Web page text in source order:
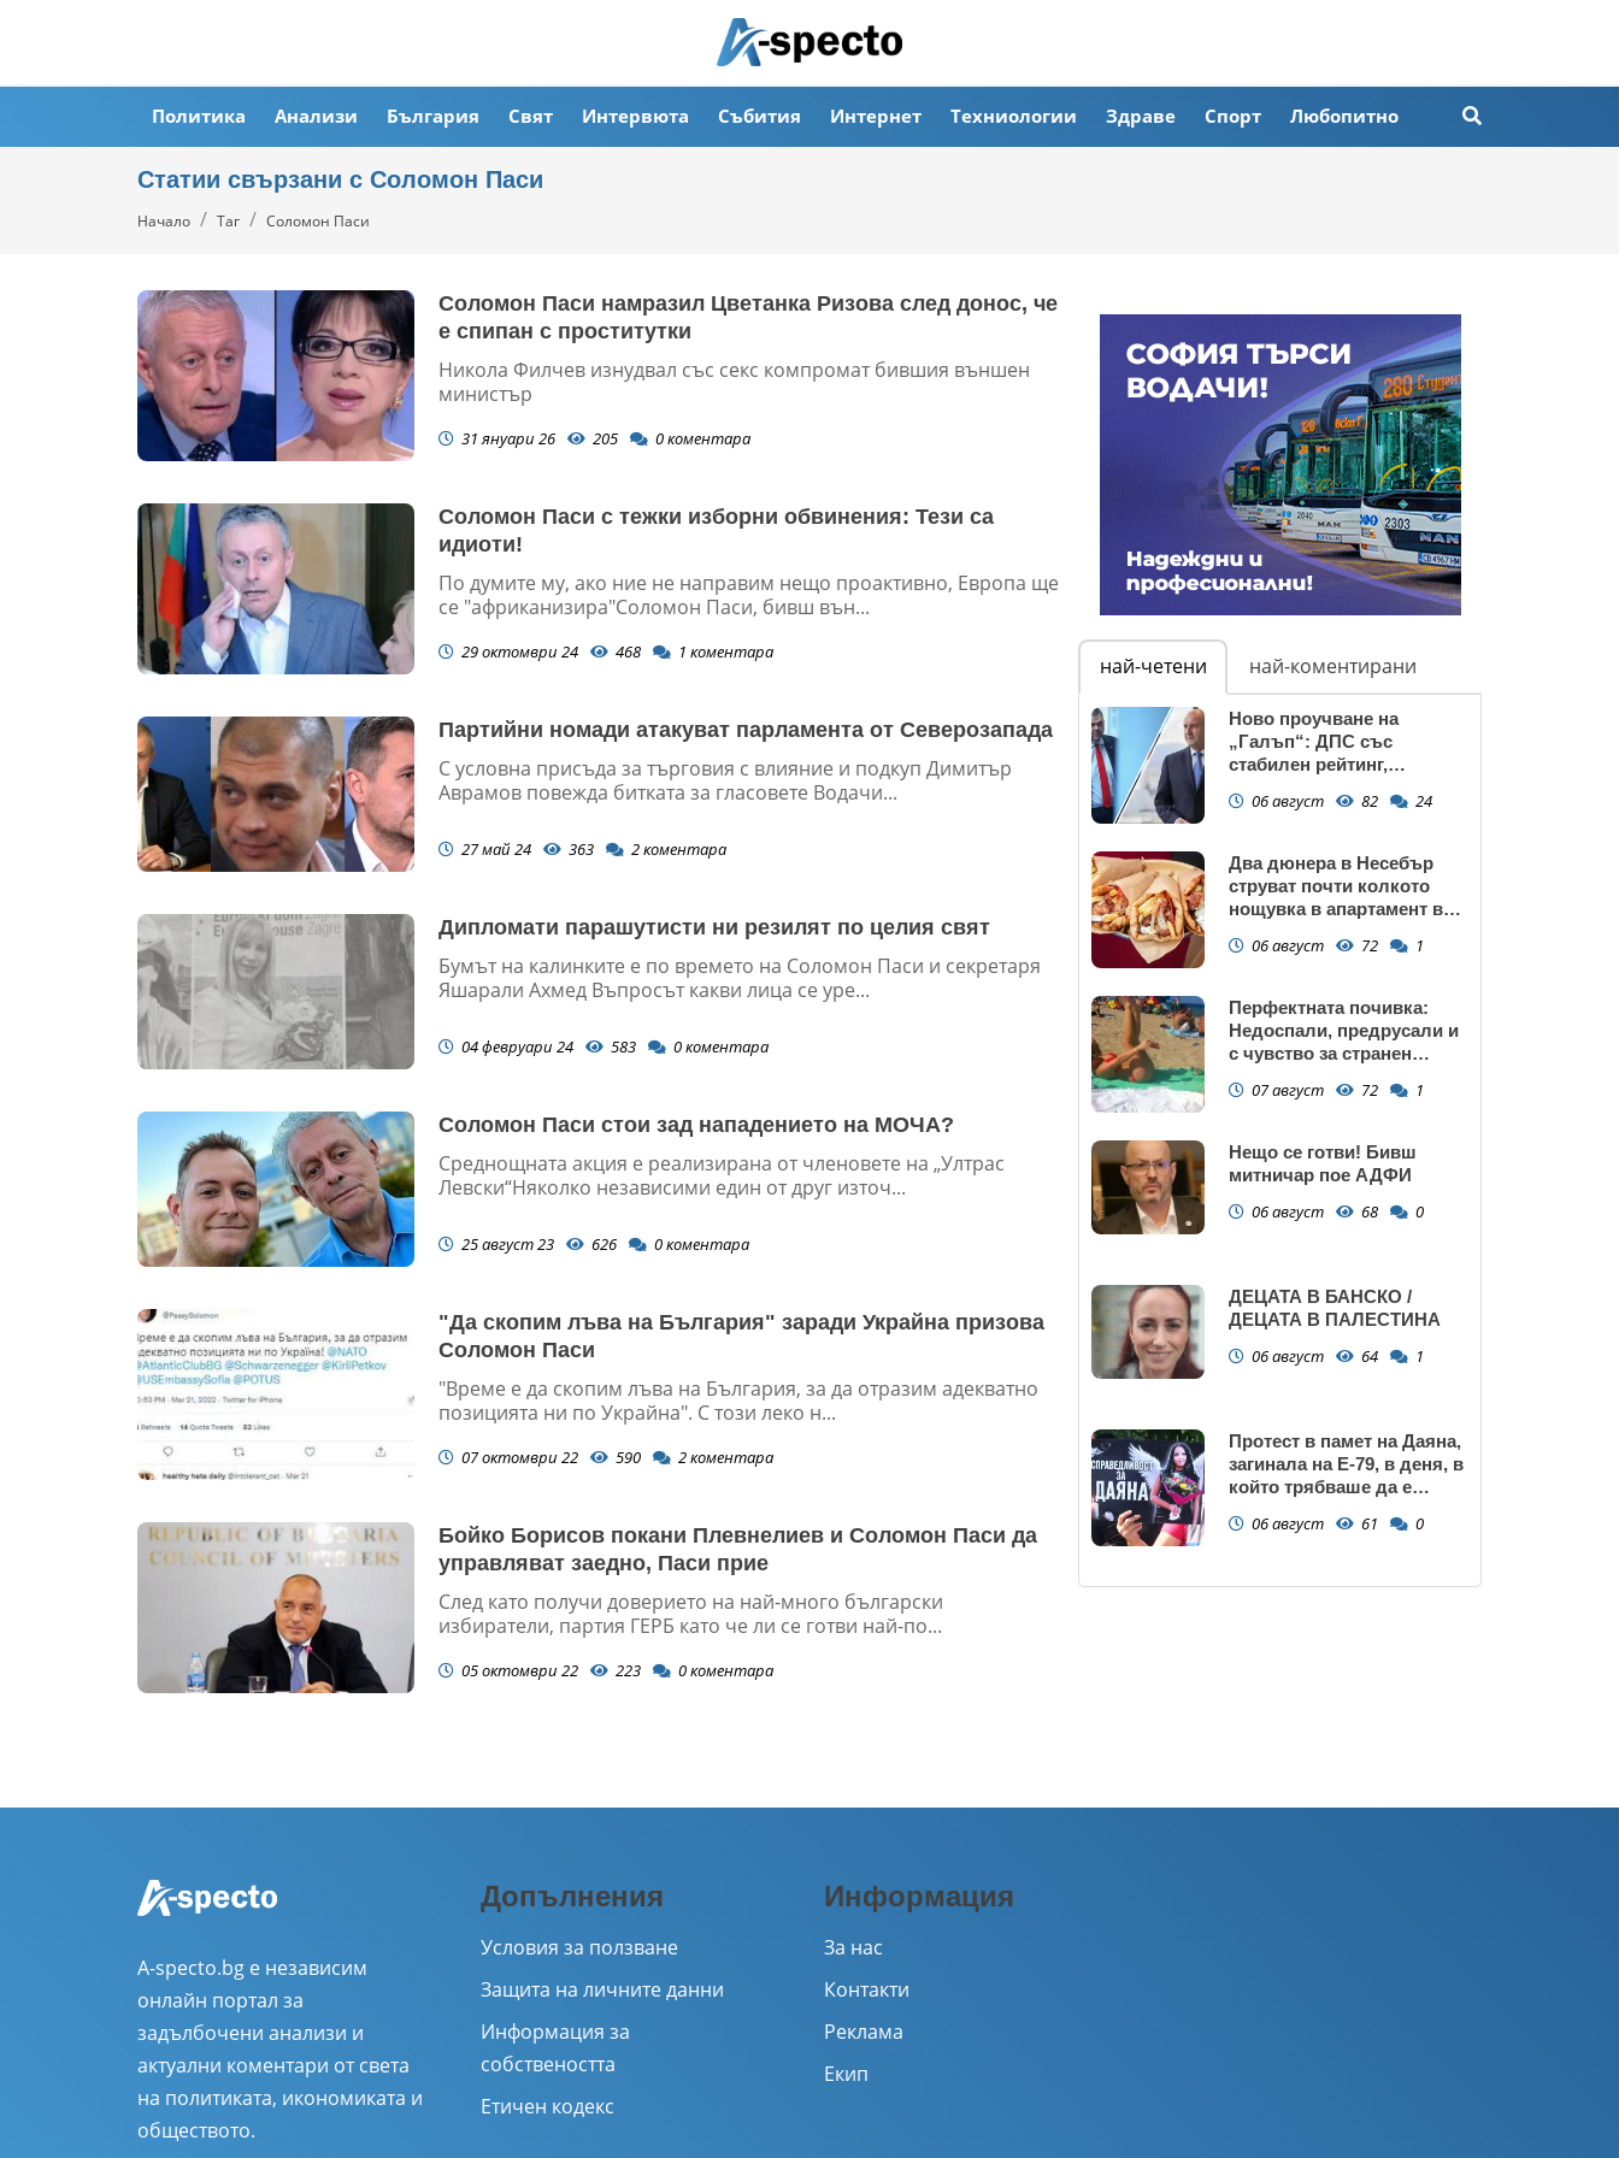
Политика Анализи България Свят Интервюта Събития Интернет Техниологии Здраве Спорт Любопитно
Статии свързани с Соломон Паси
Начало Таг Соломон Паси
Соломон Паси намразил Цветанка Ризова след донос, че
е спипан с проститутки
Никола Филчев изнудвал със секс компромат бившия външен
министър
31 януари 26 205 0коментара
Соломон Паси с тежки изборни обвинения: Тези са
идиоти!
По думите му, ако ние не направим нещо проактивно, Европа ще
се "африканизира"Соломон Паси, бивш вън...
29 октомври 24 468 1 коментара
Партийни номади атакуват парламента от Северозапада
С условна присъда за търговия с влияние и подкуп Димитър
Аврамов повежда битката за гласовете Водачи...
27 май 24 363 2коментара
Дипломати парашутисти ни резилят по целия свят
Бумът на калинките е по времето на Соломон Паси и секретаря
Яшарали Ахмед Въпросът какви лица се уре...
04 февруари 24 583 0коментара
Соломон Паси стои зад нападението на МОЧА?
Среднощната акция е реализирана от членовете на „Ултрас
Левски“Няколко независими един от друг източ...
25 август 23 626 0коментара
"Да скопим лъва на България" заради Украйна призова
Соломон Паси
"Време е да скопим лъва на България, за да отразим адекватно
позицията ни по Украйна". С този леко н...
07 октомври 22 590 2коментара
Бойко Борисов покани Плевнелиев и Соломон Паси да
управляват заедно, Паси прие
След като получи доверието на най-много български
избиратели, партия ГЕРБ като че ли се готви най-по...
05 октомври 22 223 0коментара
най-четени най-коментирани
Ново проучване на
„Галъп“: ДПС със
стабилен рейтинг,
запазва
06 август 82 24
Два дюнера в Несебър
струват почти колкото
нощувка в апартамент в
06 август 72 1
Перфектната почивка:
Недоспали, предрусали и
с чувство за странен
07 август 72 1
Нещо се готви! Бивш
митничар пое АДФИ
06 август 68 0
ДЕЦАТА В БАНСКО /
ДЕЦАТА В ПАЛЕСТИНА
06 август 64 1
Протест в памет на Даяна,
загинала на Е-79, в деня, в
който трябваше да е
06 август 61 0
A-specto.bg е независим
онлайн портал за
задълбочени анализи и
актуални коментари от света
на политиката, икономиката и
обществото.
Допълнения
Условия за ползване
Защита на личните данни
Информация за
собствеността
Етичен кодекс
Информация
За нас
Контакти
Реклама
Екип